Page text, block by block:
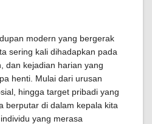
modern yang bergerak
sering kali dihadapkan pada
dan kejadian harian yang
henti. Mulai dari urusan
hingga target pribadi yang
berputar di dalam kepala kita
yang merasa